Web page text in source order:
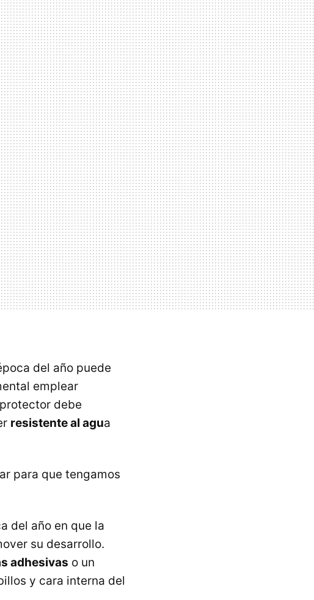
del año puede
emplear
debe
resistente al agua
para que tengamos
del año en que la
su desarrollo.
adhesivas o un
y cara interna del